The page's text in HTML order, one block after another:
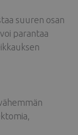
suuren osan
parantaa